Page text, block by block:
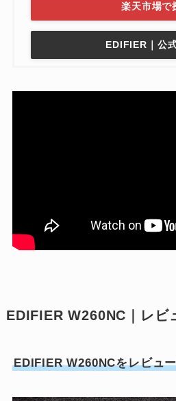
楽天市場で
EDIFIER｜公
EDIFIER W260NC｜レビ
EDIFIER W260NCをレビュ